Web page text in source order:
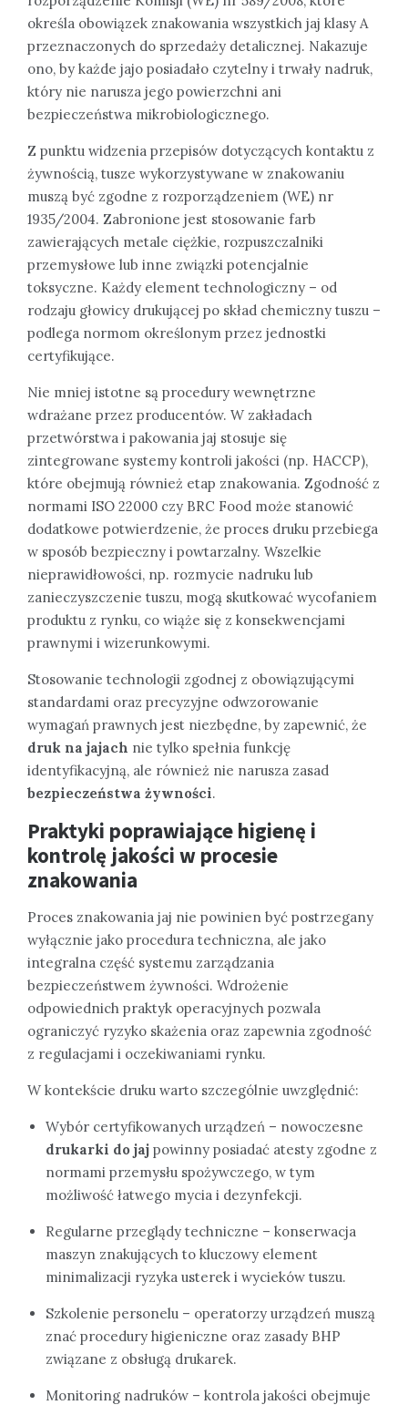
określa obowiązek znakowania wszystkich jaj klasy A
przeznaczonych do sprzedaży detalicznej. Nakazuje
ono, by każde jajo posiadało czytelny i trwały nadruk,
który nie narusza jego powierzchni ani
bezpieczeństwa mikrobiologicznego.
Z punktu widzenia przepisów dotyczących kontaktu z
żywnością, tusze wykorzystywane w znakowaniu
muszą być zgodne z rozporządzeniem (WE) nr
1935/2004. Zabronione jest stosowanie farb
zawierających metale ciężkie, rozpuszczalniki
przemysłowe lub inne związki potencjalnie
toksyczne. Każdy element technologiczny – od
rodzaju głowicy drukującej po skład chemiczny tuszu –
podlega normom określonym przez jednostki
certyfikujące.
Nie mniej istotne są procedury wewnętrzne
wdrażane przez producentów. W zakładach
przetwórstwa i pakowania jaj stosuje się
zintegrowane systemy kontroli jakości (np. HACCP),
które obejmują również etap znakowania. Zgodność z
normami ISO 22000 czy BRC Food może stanowić
dodatkowe potwierdzenie, że proces druku przebiega
w sposób bezpieczny i powtarzalny. Wszelkie
nieprawidłowości, np. rozmycie nadruku lub
zanieczyszczenie tuszu, mogą skutkować wycofaniem
produktu z rynku, co wiąże się z konsekwencjami
prawnymi i wizerunkowymi.
Stosowanie technologii zgodnej z obowiązującymi
standardami oraz precyzyjne odwzorowanie
wymagań prawnych jest niezbędne, by zapewnić, że
druk na jajach nie tylko spełnia funkcję
identyfikacyjną, ale również nie narusza zasad
bezpieczeństwa żywności.
Praktyki poprawiające higienę i
kontrolę jakości w procesie
znakowania
Proces znakowania jaj nie powinien być postrzegany
wyłącznie jako procedura techniczna, ale jako
integralna część systemu zarządzania
bezpieczeństwem żywności. Wdrożenie
odpowiednich praktyk operacyjnych pozwala
ograniczyć ryzyko skażenia oraz zapewnia zgodność
z regulacjami i oczekiwaniami rynku.
W kontekście druku warto szczególnie uwzględnić:
Wybór certyfikowanych urządzeń – nowoczesne
drukarki do jaj powinny posiadać atesty zgodne z
normami przemysłu spożywczego, w tym
możliwość łatwego mycia i dezynfekcji.
Regularne przeglądy techniczne – konserwacja
maszyn znakujących to kluczowy element
minimalizacji ryzyka usterek i wycieków tuszu.
Szkolenie personelu – operatorzy urządzeń muszą
znać procedury higieniczne oraz zasady BHP
związane z obsługą drukarek.
Monitoring nadruków – kontrola jakości obejmuje